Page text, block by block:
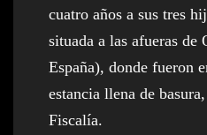
cuatro años a sus tres
situada a las afueras de
España), donde fueron
estancia llena de
Fiscalía.